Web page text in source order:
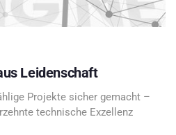
Leidenschaft
Projekte sicher gemacht –
technische Exzellenz